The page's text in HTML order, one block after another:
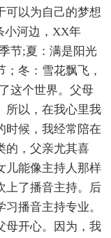
可以为自己的梦想
小河边，XX年
节;夏：满是阳光
冬：雪花飘飞，
这个世界。父母
所以，在我心里我
时候，我经常陪在
的，父亲尤其喜
儿能像主持人那样
上了播音主持。后
播音主持专业。
母开心。因为，我